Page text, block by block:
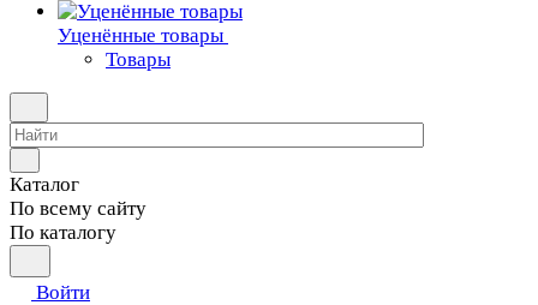
Уценённые товары
Товары
Каталог
По всему сайту
По каталогу
Войти